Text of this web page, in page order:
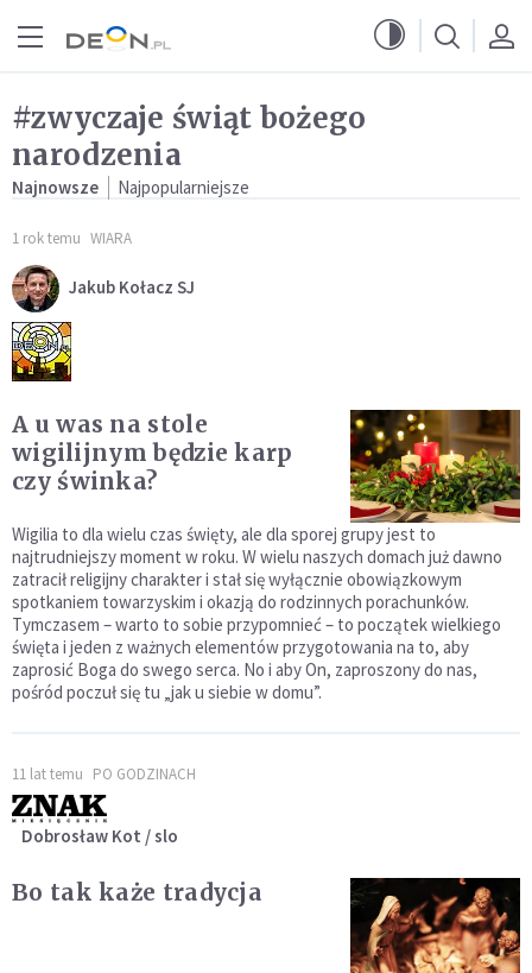
#zwyczaje świąt bożego
narodzenia
Najnowsze Najpopularniejsze
1 rok temu WIARA
Jakub Kołacz SJ
A u was na stole
wigilijnym będzie karp
czy świnka?
Wigilia to dla wielu czas święty, ale dla sporej grupy jest to
najtrudniejszy moment w roku. W wielu naszych domach już dawno
zatracił religijny charakter i stał się wyłącznie obowiązkowym
spotkaniem towarzyskim i okazją do rodzinnych porachunków.
Tymczasem – warto to sobie przypomnieć – to początek wielkiego
święta i jeden z ważnych elementów przygotowania na to, aby
zaprosić Boga do swego serca. No i aby On, zaproszony do nas,
pośród poczuł się tu „jak u siebie w domu”.
11 lat temu PO GODZINACH
Dobrosław Kot / slo
Bo tak każe tradycja